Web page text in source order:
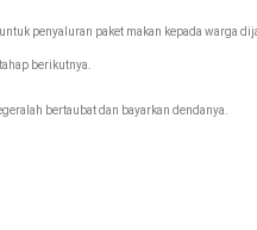
penyaluran paket makan kepada warga
berikutnya.
bertaubat dan bayarkan dendanya.